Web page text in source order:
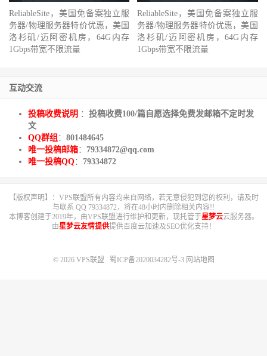
ReliableSite，美国免备案独立服
务器/物理服务器特价优惠，美国
洛杉矶/迈阿密机房，64G内存
1Gbps带宽不限流量
ReliableSite，美国免备案独立服
务器/物理服务器特价优惠，美国
洛杉矶/迈阿密机房，64G内存
1Gbps带宽不限流量
互动交流
投稿收费说明 ： 投稿收费100/篇自愿选择免费发邮箱不定时发
文
QQ群组 ： 801484645
唯一投稿邮箱： 79334872@qq.com
唯一投稿QQ： 79334872
【版权声明】：VPS联盟所有内容均来自网络，若无意侵犯到您的权利，请及时
与联系 QQ 79334872，将在48小时内删除相关内容!!
本博客创建于2019年，由VPS联盟进行维护和更新，现托管于星梦云云服务器。
由星梦云友情提供提供百度云加速及SEO优化支持！
© 2026 VPS联盟 蜀ICP备2020034282号-3 网站地图